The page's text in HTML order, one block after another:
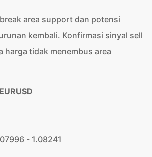
area support dan potensi
kembali. Konfirmasi sinyal sell
harga tidak menembus area
- 1.08241